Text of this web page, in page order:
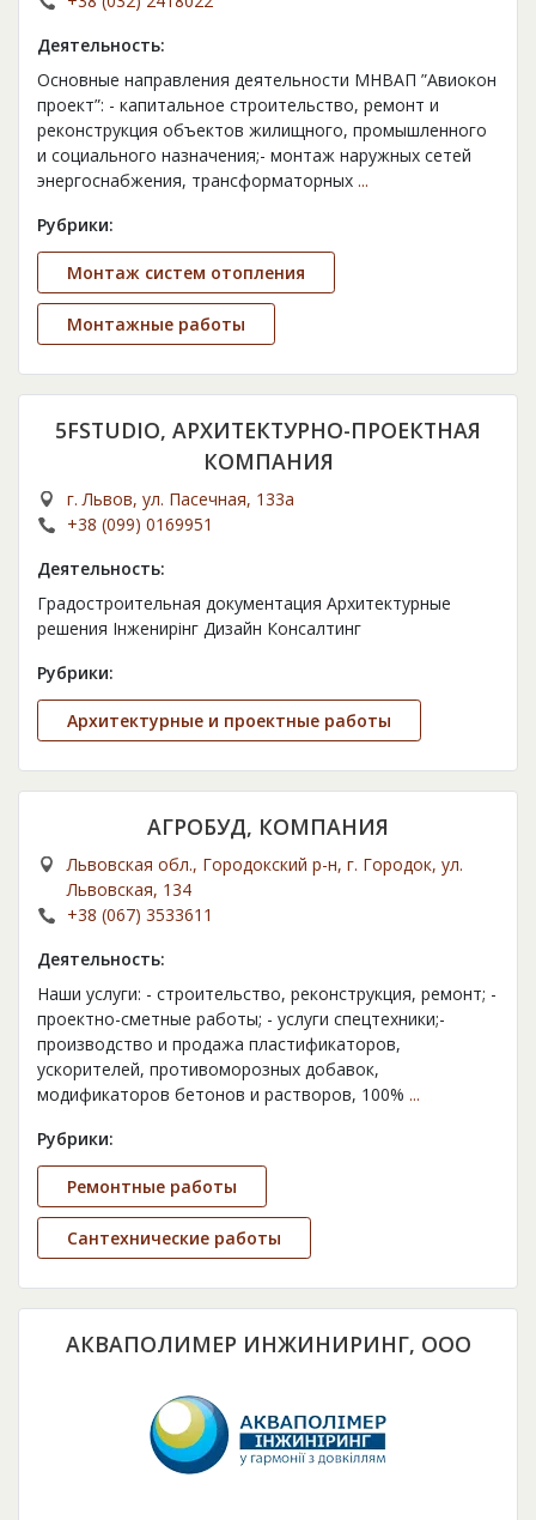
Деятельность:
Основные направления деятельности МНВАП ”Авиокон
проект”: - капитальное строительство, ремонт и
реконструкция объектов жилищного, промышленного
и социального назначения;- монтаж наружных сетей
энергоснабжения, трансформаторных ...
Рубрики:
Монтаж систем отопления
Монтажные работы
5FSTUDIO, АРХИТЕКТУРНО-ПРОЕКТНАЯ
КОМПАНИЯ
г. Львов, ул. Пасечная, 133а
+38 (099) 0169951
Деятельность:
Градостроительная документация Архитектурные
решения Інженирінг Дизайн Консалтинг
Рубрики:
Архитектурные и проектные работы
АГРОБУД, КОМПАНИЯ
Львовская обл., Городокский р-н, г. Городок, ул.
Львовская, 134
+38 (067) 3533611
Деятельность:
Наши услуги: - строительство, реконструкция, ремонт; -
проектно-сметные работы; - услуги спецтехники;-
производство и продажа пластификаторов,
ускорителей, противоморозных добавок,
модификаторов бетонов и растворов, 100% ...
Рубрики:
Ремонтные работы
Сантехнические работы
АКВАПОЛИМЕР ИНЖИНИРИНГ, ООО